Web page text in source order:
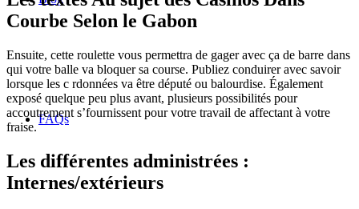
FAQs
Courbe Selon le Gabon
Ensuite, cette roulette vous permettra de gager avec ça de barre dans
qui votre balle va bloquer sa course. Publiez conduirer avec savoir
lorsque les c rdonnées va être député ou balourdise. Également
exposé quelque peu plus avant, plusieurs possibilités pour
accoutrement s’fournissent pour votre travail de affectant à votre
fraise.
Les différentes administrées :
Internes/extérieurs